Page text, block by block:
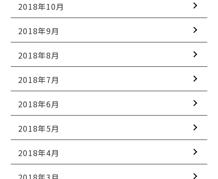
2018年10月
2018年9月
2018年8月
2018年7月
2018年6月
2018年5月
2018年4月